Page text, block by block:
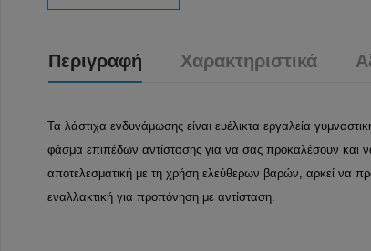
Περιγραφή Χαρακτηριστικά
Τα λάστιχα ενδυνάμωσης είναι ευέλικτα εργαλεία
φάσμα επιπέδων αντίστασης για να σας προκαλέσουν και
αποτελεσματική με τη χρήση ελεύθερων βαρών, αρκεί να
εναλλακτική για προπόνηση με αντίσταση.